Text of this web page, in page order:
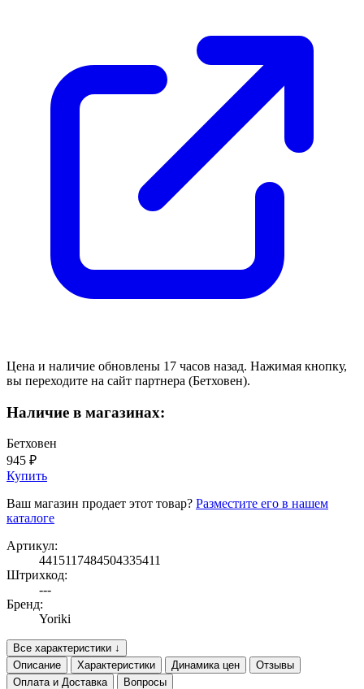
Цена и наличие обновлены 17 часов назад. Нажимая кнопку,
вы переходите на сайт партнера (Бетховен).
Наличие в магазинах:
Бетховен
945 ₽
Купить
Ваш магазин продает этот товар? Разместите его в нашем
каталоге
Артикул:
4415117484504335411
Штрихкод:
---
Бренд:
Yoriki
Все характеристики ↓
Описание
Характеристики Динамика цен
Отзывы
Оплата и Доставка
Вопросы